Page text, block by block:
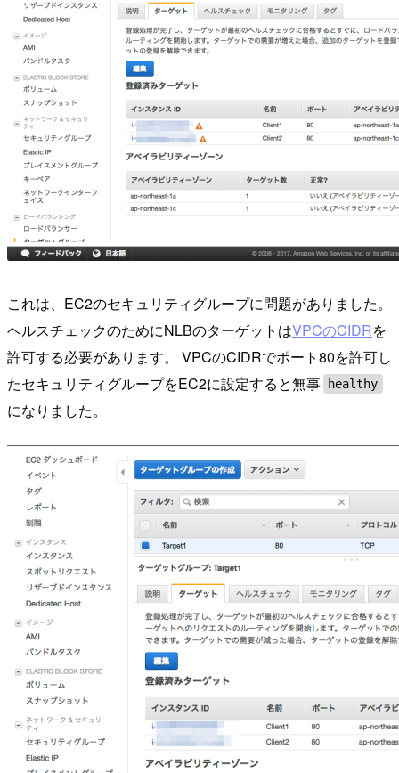
これは、EC2のセキュリティグループに問題がありました。
ヘルスチェックのためにNLBのターゲットはVPCのCIDRを
許可する必要があります。 VPCのCIDRでポート80を許可し
たセキュリティグループをEC2に設定すると無事
healthy
になりました。